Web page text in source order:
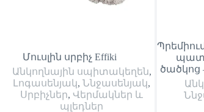
Մուսլին սրբիչ Effiki
Անկողնային սպիտակեղեն,
Լոգասենյակ,Ննջասենյակ,
Սրբիչներ, Վերմակներ և
պլեդներ
ծածկոց